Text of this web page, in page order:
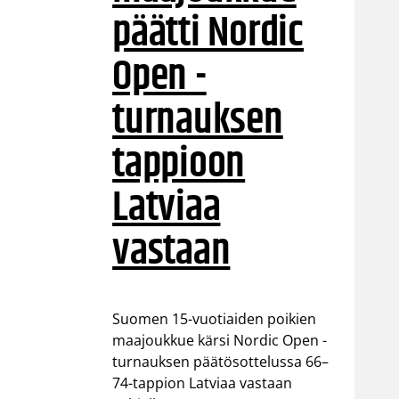
päätti Nordic
Open -
turnauksen
tappioon
Latviaa
vastaan
Suomen 15-vuotiaiden poikien
maajoukkue kärsi Nordic Open -
turnauksen päätösottelussa 66–
74-tappion Latviaa vastaan